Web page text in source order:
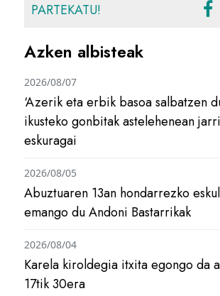
PARTEKATU!
Azken albisteak
‘Azerik eta erbik basoa salbatzen
ikusteko gonbitak astelehenean
eskuragai
2026/08/07
Abuztuaren 13an hondarrezko
emango du Andoni Bastarrikak
2026/08/05
Karela kiroldegia itxita egongo da
17tik 30era
2026/08/04